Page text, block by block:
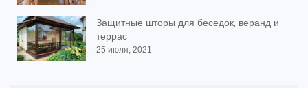
Защитные шторы для беседок, веранд и
террас
25 июля, 2021